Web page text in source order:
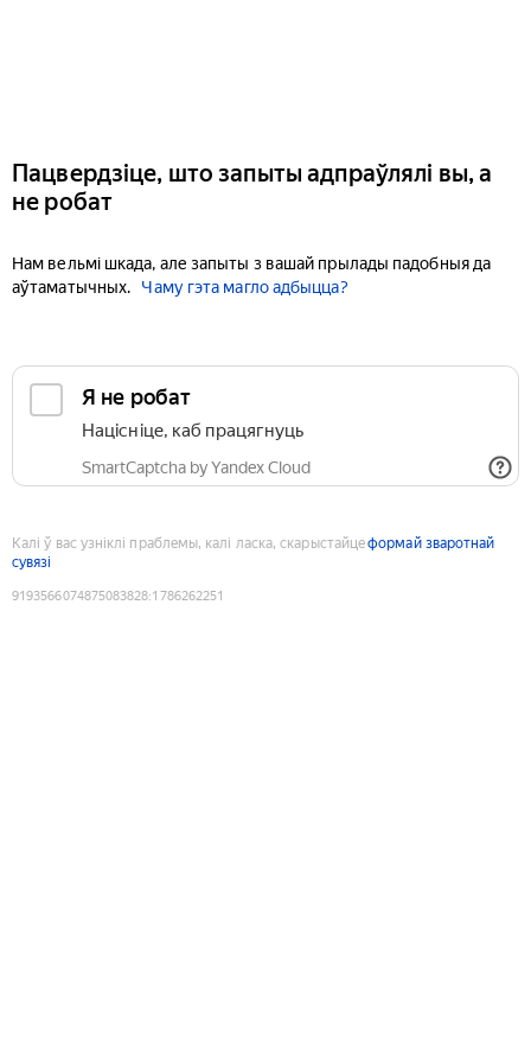
Пацвердзіце, што запыты адпраўлялі вы, а
не робат
Нам вельмі шкада, але запыты з вашай прылады падобныя да
аўтаматычных.
Чаму гэта магло адбыцца?
Я не робат
Націсніце, каб працягнуць
SmartCaptcha by Yandex Cloud
Калі ў вас узніклі праблемы, калі ласка, скарыстайцеформай зваротнай
сувязі
9193566074875083828:1786262251